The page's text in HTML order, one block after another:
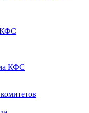
КФС
КФС